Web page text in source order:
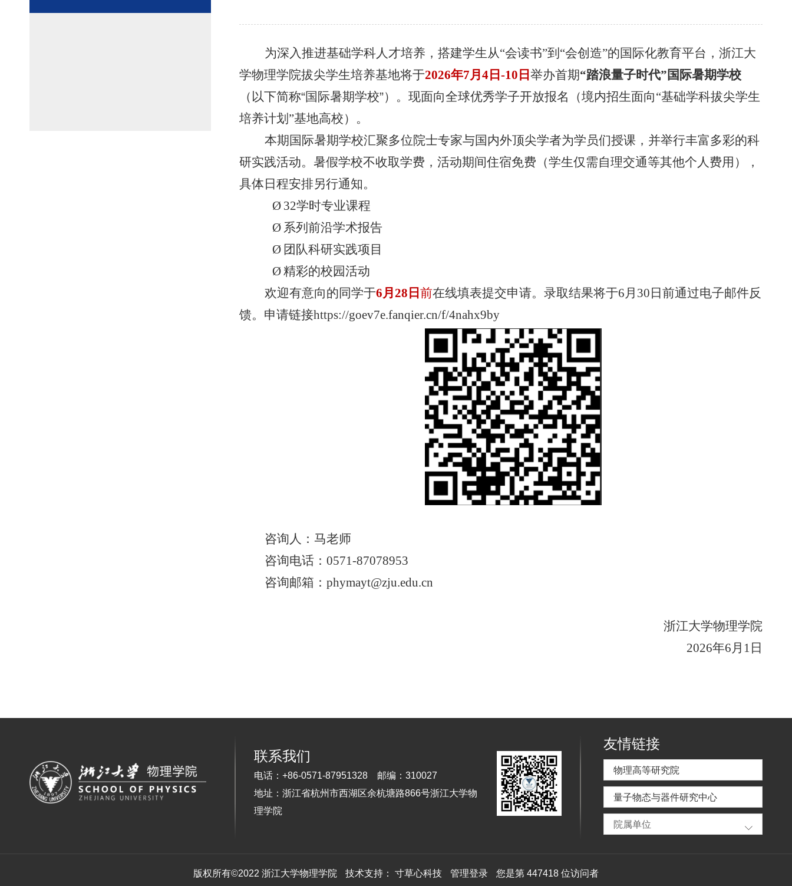
为深入推进基础学科人才培养，搭建学生从“会读书”到“会创造”的国际化教育平台，浙江大
学物理学院拔尖学生培养基地将于2026年7 月 4 日 -10 日 举办首期“踏浪量子时代”国际暑期学校
（以下简称“国际暑期学校”）。现面向全球优秀学子开放报名（境内招生面向“基础学科拔尖学生
培养计划”基地高校）。
本期国际暑期学校汇聚多位院士专家与国内外顶尖学者为学员们授课，并举行丰富多彩的科
研实践活动。暑假学校不收取学费，活动期间住宿免费（学生仅需自理交通等其他个人费用），
具体日程安排另行通知。
Ø 32学时专业课程
Ø 系列前沿学术报告
Ø 团队科研实践项目
Ø精彩的校园活动
欢迎有意向的同学于6 月 28 日 前在线填表提交申请。录取结果将于6 月 30 日前通过电子邮件反
馈。申请链接https://goev7e.fanqier.cn/f/4nahx9by
咨询人：马老师
咨询电话： 0571-87078953
咨询邮箱： phymayt@zju.edu.cn
浙江大学物理学院
2026年6 月 1 日
联系我们
电话： +86-0571-87951328 邮编： 310027
地址： 浙江省杭州市西湖区余杭塘路866号浙江大学物
理学院
友情链接
物理高等研究院
量子物态与器件研究中心
院属单位
版权所有©2022 浙江大学物理学院 技术支持： 寸草心科技 管理登录 您是第 447418 位访问者